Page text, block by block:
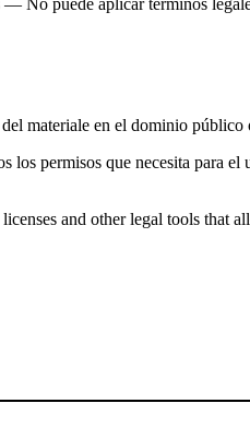
— No puede aplicar términos
materiale en el dominio público
los permisos que necesita para
and other legal tools that